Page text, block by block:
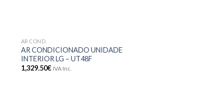
Adicionar
aos meus
AR COND.
AR CONDICIONADO UNIDADE
INTERIOR LG – UT48F
1,329.50€ IVA Inc.